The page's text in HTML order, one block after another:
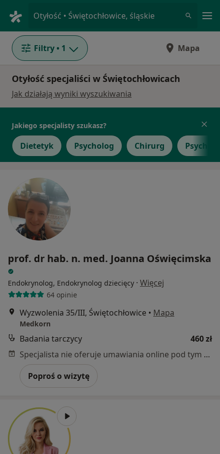
Otyłość • Świętochłowice, śląskie
Filtry • 1 Mapa
Otyłość specjaliści w Świętochłowicach
Jak działają wyniki wyszukiwania
Jakiego specjalisty szukasz?
Dietetyk Psycholog Chirurg
prof. dr hab. n. med. Joanna Oświęcimska
Endokrynolog, Endokrynolog dziecięcy · Więcej
64 opinie
Wyzwolenia 35/III, Świętochłowice • Mapa
Medkorn
Badania tarczycy
460 zł
Specjalista nie oferuje umawiania online pod tym adresem.
Poproś o wizytę